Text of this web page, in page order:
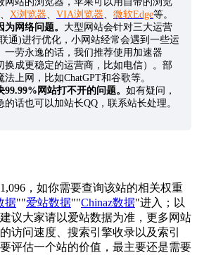
、 X浏览器、 VIA浏览器、 微软Edge等。
网络问题。 大型网站会针对三大运营
通)进行优化，小网站经常会遇到一些运
一劳永逸的话，我们推荐使用加速器
换成更稳定的运营商，比如电信）。部
上网，比如ChatGPT和谷歌等。
网站打不开的问题。 如有疑问，
话也可以加站长QQ，联系站长处理。
，如你需要查询该站的相关权重
据""爱站数据""Chinaz数据"进入；以
议大家请以爱站数据为准，更多网站
访问速度、搜索引擎收录以及索引
评估一个站的价值，最主要还是需要